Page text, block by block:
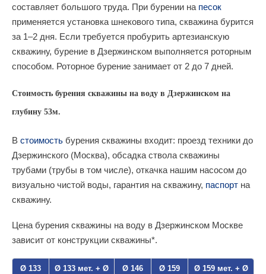
составляет большого труда. При бурении на песок
применяется установка шнекового типа, скважина бурится
за 1–2 дня. Если требуется пробурить артезианскую
скважину, бурение в Дзержинском выполняется роторным
способом. Роторное бурение занимает от 2 до 7 дней.
Стоимость бурения скважины на воду в Дзержинском на
глубину 53м.
В стоимость бурения скважины входит: проезд техники до
Дзержинского (Москва), обсадка ствола скважины
трубами (трубы в том числе), откачка нашим насосом до
визуально чистой воды, гарантия на скважину, паспорт на
скважину.
Цена бурения скважины на воду в Дзержинском Москве
зависит от конструкции скважины*.
Ø 133
Ø 133 мет. + Ø
Ø 146
Ø 159
Ø 159 мет. + Ø